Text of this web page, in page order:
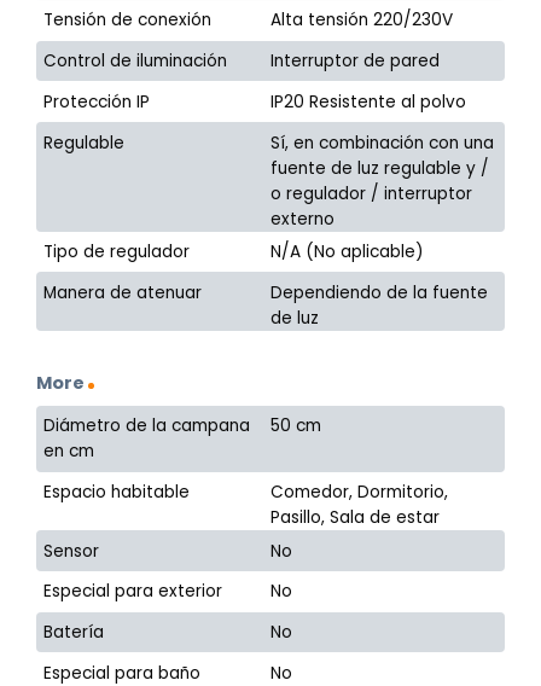
Tensión de conexión
Alta tensión 220/230V
Control de iluminación
Interruptor de pared
Protección IP
IP20 Resistente al polvo
Regulable
Sí, en combinación con una
fuente de luz regulable y /
o regulador / interruptor
externo
Tipo de regulador
N/A (No aplicable)
Manera de atenuar
Dependiendo de la fuente
de luz
More
Diámetro de la campana
en cm
50 cm
Espacio habitable
Comedor, Dormitorio,
Pasillo, Sala de estar
Sensor
No
Especial para exterior
No
Batería
No
Especial para baño
No